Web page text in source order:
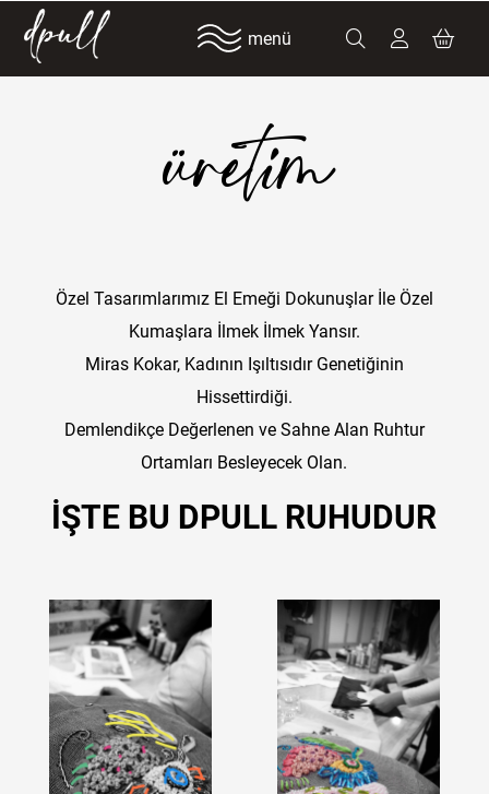
menü
üretim
Özel Tasarımlarımız El Emeği Dokunuşlar İle Özel
Kumaşlara İlmek İlmek Yansır.
Miras Kokar, Kadının Işıltısıdır Genetiğinin
Hissettirdiği.
Demlendikçe Değerlenen ve Sahne Alan Ruhtur
Ortamları Besleyecek Olan.
İŞTE BU DPULL RUHUDUR